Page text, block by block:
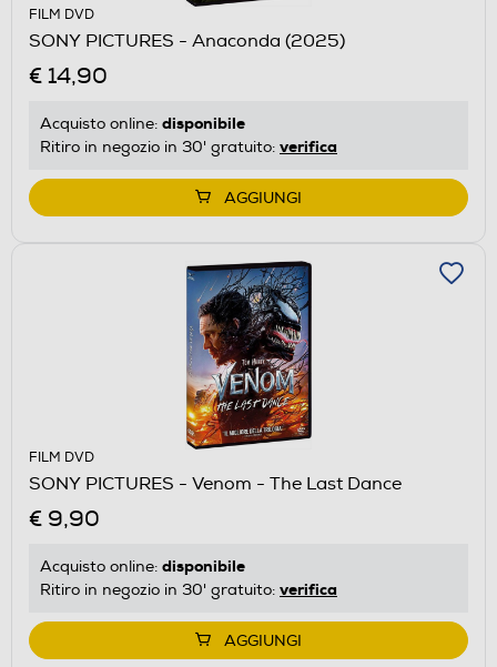
FILM DVD
SONY PICTURES - Anaconda (2025)
€ 14,90
Acquisto online: disponibile
Ritiro in negozio in 30' gratuito: verifica
AGGIUNGI
FILM DVD
SONY PICTURES - Venom - The Last Dance
€ 9,90
Acquisto online: disponibile
Ritiro in negozio in 30' gratuito: verifica
AGGIUNGI